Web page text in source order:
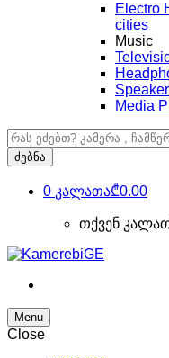
Electro
cities
Music
Media
ძებნა:
ძებნა
0 კალათა₾0.00
თქვენ
Menu
Close